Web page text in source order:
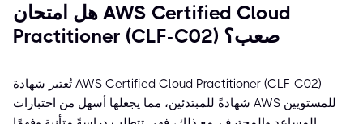
هل امتحان AWS Certified Cloud
Practitioner (CLF-C02) صعب؟
تُعتبر شهادة AWS Certified Cloud Practitioner (CLF-C02)
شهادةً للمبتدئين، مما يجعلها أسهل من اختبارات AWS للمستويين